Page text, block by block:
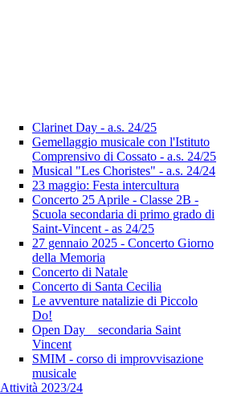
Clarinet Day - a.s. 24/25
Gemellaggio musicale con l'Istituto
Comprensivo di Cossato - a.s. 24/25
Musical "Les Choristes" - a.s. 24/24
23 maggio: Festa intercultura
Concerto 25 Aprile - Classe 2B -
Scuola secondaria di primo grado di
Saint-Vincent - as 24/25
27 gennaio 2025 - Concerto Giorno
della Memoria
Concerto di Natale
Concerto di Santa Cecilia
Le avventure natalizie di Piccolo
Do!
Open Day _ secondaria Saint
Vincent
SMIM - corso di improvvisazione
musicale
Attività 2023/24